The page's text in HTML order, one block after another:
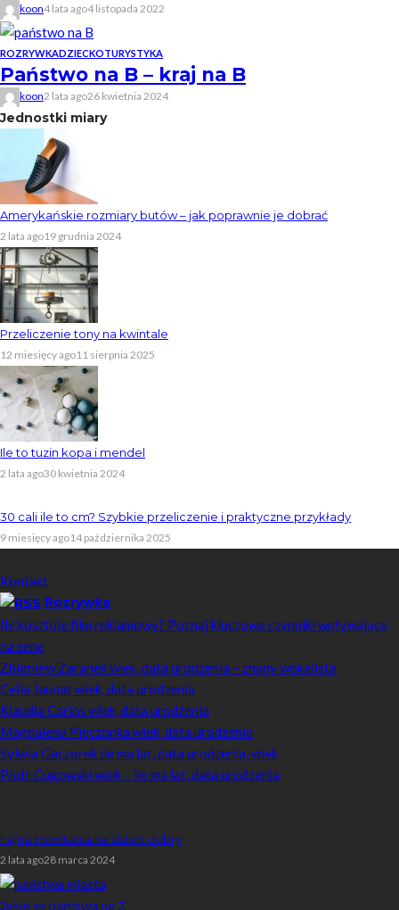
koon4 lata ago4 listopada 2022
ROZRYWKADZIECKOTURYSTYKA
Państwo na B – kraj na B
koon2 lata ago26 kwietnia 2024
Jednostki miary
Amerykańskie rozmiary butów – jak poprawnie je dobrać
2 lata ago19 grudnia 2024
Przeliczenie tony na kwintale
12 miesięcy ago11 sierpnia 2025
Ile to tuzin kopa i mendel
2 lata ago30 kwietnia 2024
30 cali ile to cm? Szybkie przeliczenie i praktyczne przykłady
9 miesięcy ago14 października 2025
Kontakt
Rozrywka
Ile kosztuje film reklamowy? Poznaj kluczowe czynniki wpływające
na cenę
Zbigniew Zaranek wiek, data urodzenia – znany wokalista
Celia Jaunat wiek, data urodzenia
Klaudia Carlos wiek, data urodzenia
Magdalena Pieczonka wiek, data urodzenia
Sylwia Gaczorek ile ma lat, data urodzenia, wiek
Piotr Cugowski wiek – ile ma lat, data urodzenia
Fajne powitania na dzień dobry
2 lata ago28 marca 2024
Jakie są państwa na Z